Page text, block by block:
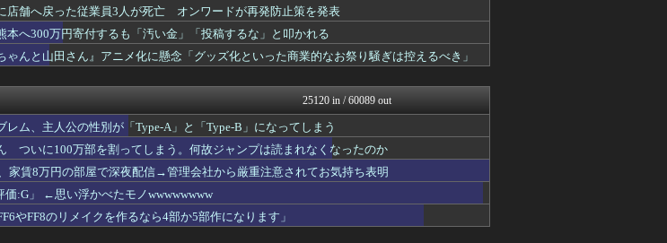
くなる？
ゲーム実況者速報＠YouT...
ファ板速報
エアライン本舗
46】
坂道情報通～乃木坂46まと...
、広島から平和訴え
がーるずレポート - ガー...
写真集に大興奮
日向坂46まとめもり～
イナーMB氏とBOODYがコ...
ファ板速報
ペーンを開催、8つの特別企画を展開
ファ板速報
ションカタログをWEB公開 「...
ファ板速報
エリア初の期間限定ポップアップ...
ファ板速報
・現代アーティスト郷祥氏とのコラボ...
ファ板速報
COLLECTION」を...
ファ板速報
店舗へ戻った従業員3人が死亡 オンワードが再発防止策を発表
本へ300万円寄付するも「汚い金」「投稿するな」と叩かれる
ゃんと山田さん』アニメ化に懸念「グッズ化といった商業的なお祭り騒ぎは控えるべき」
25120 in / 60089 out
レム、主人公の性別が「Type-A」と「Type-B」になってしまう
ついに100万部を割ってしまう。何故ジャンプは読まれなくなったのか
家賃8万円の部屋で深夜配信→管理会社から厳重注意されてお気持ち表明
価:G」 ←思い浮かべたモノwwwwwwww
やFF8のリメイクを作るなら4部か5部作になります」